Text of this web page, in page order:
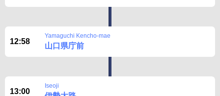
12:58
Yamaguchi Kencho-mae
山口県庁前
13:00
Iseoji